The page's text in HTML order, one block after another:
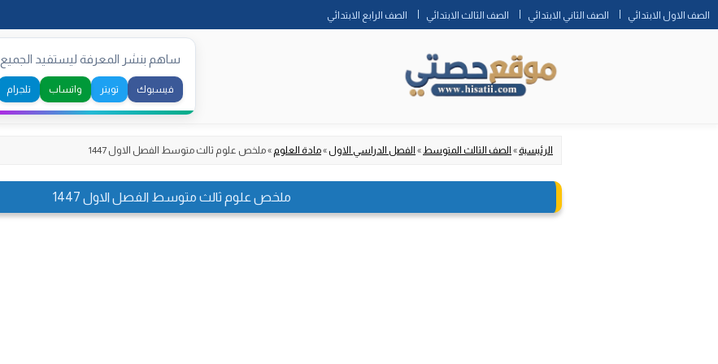
to
content
الصف الاول الابتدائي الصف الثاني الابتدائي الصف الثالث الابتدائي الصف الرابع الابتدائي
ساهم بنشر المعرفة ليستفيد الجميع
فيسبوك تويتر واتساب تلجرام
الرئيسية » الصف الثالث المتوسط » الفصل الدراسي الاول»مادة العلوم »ملخص علوم ثالث متوسط الفصل الاول 1447
ملخص علوم ثالث متوسط الفصل الاول 1447